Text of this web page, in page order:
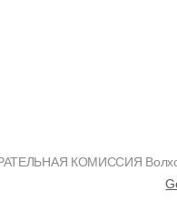
КОМИССИЯ